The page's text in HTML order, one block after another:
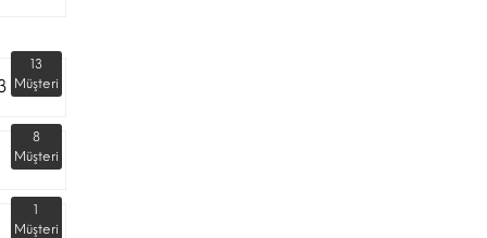
13
Müşteri
8
Müşteri
1
Müşteri